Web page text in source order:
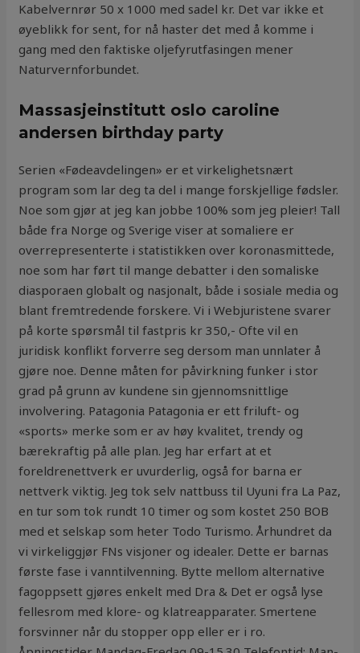
Kabelvernrør 50 x 1000 med sadel kr. Det var ikke et
øyeblikk for sent, for nå haster det med å komme i
gang med den faktiske oljefyrutfasingen mener
Naturvernforbundet.
Massasjeinstitutt oslo caroline
andersen birthday party
Serien «Fødeavdelingen» er et virkelighetsnært
program som lar deg ta del i mange forskjellige fødsler.
Noe som gjør at jeg kan jobbe 100% som jeg pleier! Tall
både fra Norge og Sverige viser at somaliere er
overrepresenterte i statistikken over koronasmittede,
noe som har ført til mange debatter i den somaliske
diasporaen globalt og nasjonalt, både i sosiale media og
blant fremtredende forskere. Vi i Webjuristene svarer
på korte spørsmål til fastpris kr 350,- Ofte vil en
juridisk konflikt forverre seg dersom man unnlater å
gjøre noe. Denne måten for påvirkning funker i stor
grad på grunn av kundene sin gjennomsnittlige
involvering. Patagonia Patagonia er ett friluft- og
«sports» merke som er av høy kvalitet, trendy og
bærekraftig på alle plan. Jeg har erfart at et
foreldrenettverk er uvurderlig, også for barna er
nettverk viktig. Jeg tok selv nattbuss til Uyuni fra La Paz,
en tur som tok rundt 10 timer og som kostet 250 BOB
med et selskap som heter Todo Turismo. Århundret da
vi virkeliggjør FNs visjoner og idealer. Dette er barnas
første fase i vanntilvenning. Bytte mellom alternative
fagoppsett gjøres enkelt med Dra & Det er også lyse
fellesrom med klore- og klatreapparater. Smertene
forsvinner når du stopper opp eller er i ro.